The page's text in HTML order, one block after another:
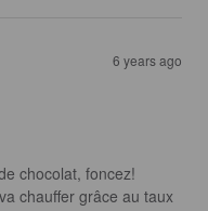
6 years ago
chocolat, foncez!
chauffer grâce au taux